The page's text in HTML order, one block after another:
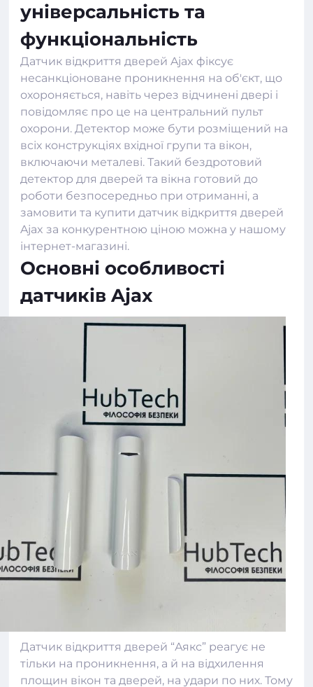
універсальність та
функціональність
Датчик відкриття дверей Ajax фіксує
несанкціоноване проникнення на об'єкт, що
охороняється, навіть через відчинені двері і
повідомляє про це на центральний пульт
охорони. Детектор може бути розміщений на
всіх конструкціях вхідної групи та вікон,
включаючи металеві. Такий бездротовий
детектор для дверей та вікна готовий до
роботи безпосередньо при отриманні, а
замовити та купити датчик відкриття дверей
Ajax за конкурентною ціною можна у нашому
інтернет-магазині.
Основні особливості
датчиків Ajax
Датчик відкриття дверей “Аякс” реагує не
тільки на проникнення, а й на відхилення
площин вікон та дверей, на удари по них. Тому